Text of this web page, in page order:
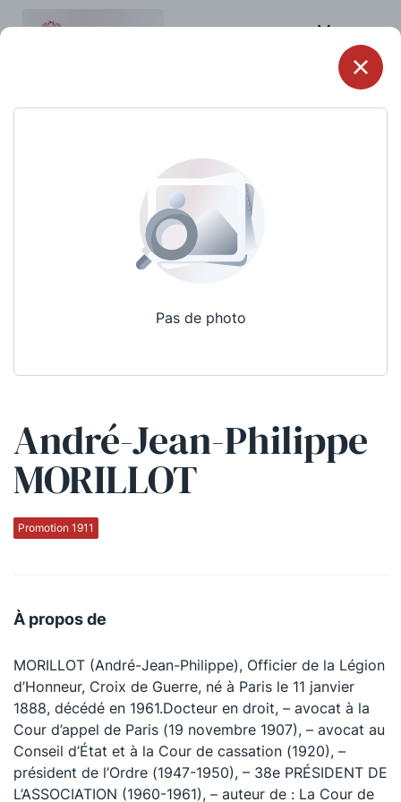
Menu
Pas de photo
André-Jean-Philippe
MORILLOT
Promotion 1911
À propos de
MORILLOT (André-Jean-Philippe), Officier de la Légion
d’Honneur, Croix de Guerre, né à Paris le 11 janvier
1888, décédé en 1961.Docteur en droit, – avocat à la
Cour d’appel de Paris (19 novembre 1907), – avocat au
Conseil d’État et à la Cour de cassation (1920), –
président de l’Ordre (1947-1950), – 38e PRÉSIDENT DE
L’ASSOCIATION (1960-1961), – auteur de : La Cour de
Qui sommes-nous ?
La Conférence
La défense pénale
Le Concours de la Conférence
La Conférence Berryer
La Petite Conférence